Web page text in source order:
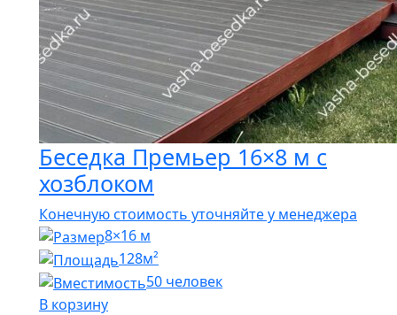
Беседка Премьер 16×8 м с
хозблоком
Конечную стоимость уточняйте у менеджера
8×16 м
128м²
50 человек
В корзину